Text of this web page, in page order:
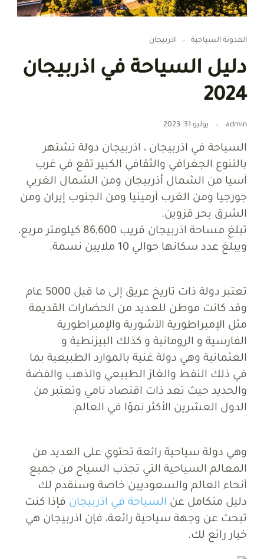
المدونة السياحية اذربيجان
دليل السياحة في اذربيجان
2024
admin يوليو 31, 2023
السياحة في اذربيجان ، اذربيجان دولة تشتهر
بالتنوع الجغرافي والثقافي الكبير تقع في غرب
آسيا من الشمال أذربيجان ومن الشمال الغربي
جورجيا ومن الغرب أرمينيا ومن الجنوب إيران ومن
الشرق بحر قزوين.
تبلغ مساحة اذربيجان قريب 86,600 كيلومتر مربع،
ويبلغ عدد سكانها حوالي 10 ملايين نسمة.
تعتبر دولة ذات تاريخ عريق إلى ما قبل 5000 عام
وقد كانت موطن للعديد من الحضارات القديمة
مثل الإمبراطورية الآشورية والإمبراطورية
الفارسية و الرومانية و كذلك البيزنطية و
العثمانية وهي دولة غنية بالموارد الطبيعية بما
في ذلك النفط والغاز الطبيعي والذهب والفضة
والحديد حيث تعد ذات اقتصاد نامي وتعتبر من
الدول العشرين الأكثر نموًا في العالم.
وهي دولة سياحية رائعة تحتوي على العديد من
المعالم السياحية التي تجذب السياح من جميع
أنحاء العالم والسعوديين خاصة وسنقدم لك
دليل متكامل عن السياحة في اذربيجان فإذا كنت
تبحث عن وجهة سياحية رائعة، فإن اذربيجان هي
خيار رائع لك.